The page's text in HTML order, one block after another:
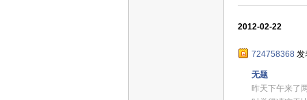
2012-02-22
724758368 发
无题
昨天下午来了